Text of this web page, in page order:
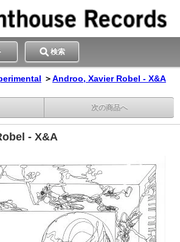
検索
＞Androo, Xavier Robel - X&A
次の商品へ
- X&A